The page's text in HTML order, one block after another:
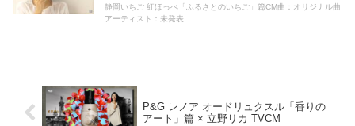
静岡いちご 紅ほっぺ「ふるさとのいちご」篇CM曲：オリジナル曲
アーティスト：未発表
P&G レノア オードリュクスル「香りの
アート」篇 × 立野リカ TVCM